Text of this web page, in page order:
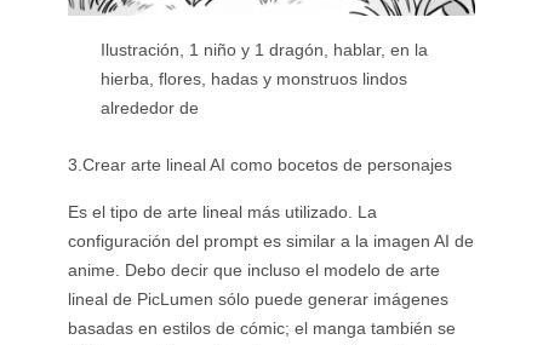
Ilustración, 1 niño y 1 dragón, hablar, en la
hierba, flores, hadas y monstruos lindos
alrededor de
3.Crear arte lineal AI como bocetos de personajes
Es el tipo de arte lineal más utilizado. La
configuración del prompt es similar a la imagen AI de
anime. Debo decir que incluso el modelo de arte
lineal de PicLumen sólo puede generar imágenes
basadas en estilos de cómic; el manga también se